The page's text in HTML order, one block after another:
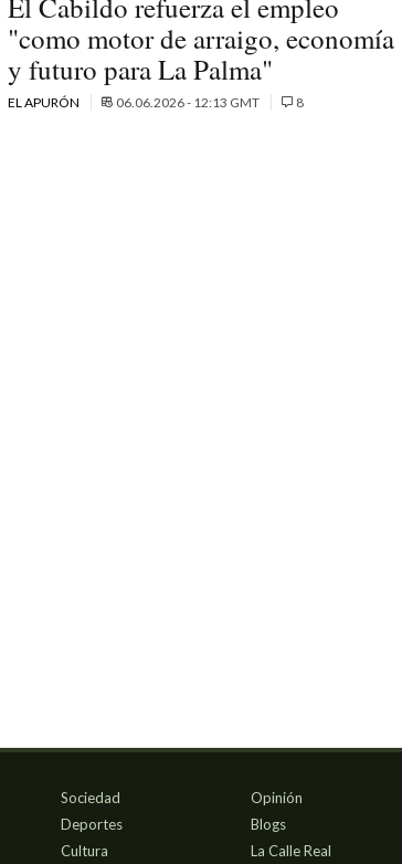
"como motor de arraigo, economía
y futuro para La Palma"
EL APURÓN 06.06.2026 - 12:13 GMT 8
Sociedad
Deportes
Cultura
Opinión
Blogs
La Calle Real